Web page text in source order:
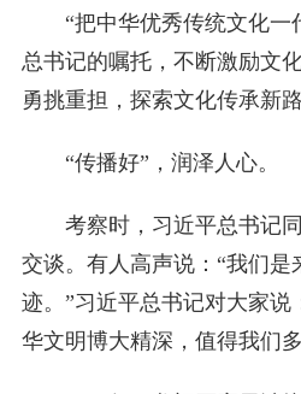
“把中华优秀传统文化
总书记的嘱托，不断激励文
勇挑重担，探索文化传承新路
“传播好”，润泽人心。
考察时，习近平总书记
交谈。有人高声说：“我们是
迹。”习近平总书记对大家说
华文明博大精深，值得我们